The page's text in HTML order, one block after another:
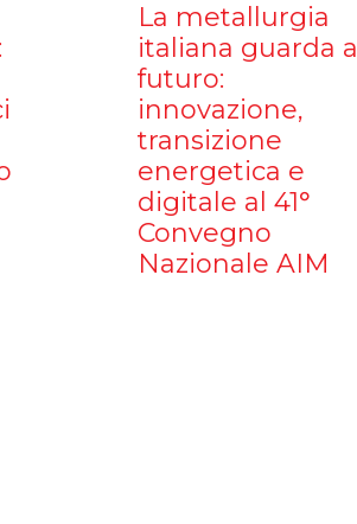
La metallurgia
italiana guarda al
futuro:
innovazione,
transizione
energetica e
digitale al 41°
Convegno
Nazionale AIM